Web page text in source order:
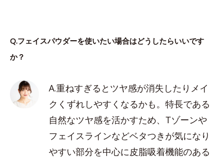
Q.フェイスパウダーを使いたい場合はどうしたらいいです
か？
A.重ねすぎるとツヤ感が消失したりメイ
クくずれしやすくなるかも。特長である
自然なツヤ感を活かすため、Tゾーンや
フェイスラインなどベタつきが気になり
やすい部分を中心に皮脂吸着機能のある